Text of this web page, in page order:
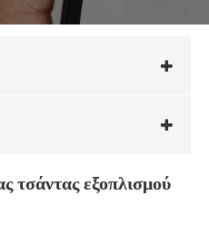
τσάντας εξοπλισμού